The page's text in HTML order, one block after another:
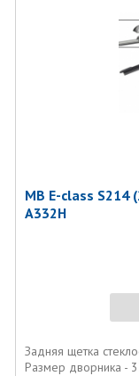
MB E-class S214
A332H
Задняя щетка
Размер дворника -